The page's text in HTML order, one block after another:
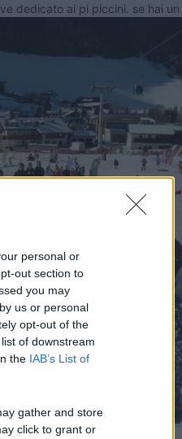
personal or
out section to
you may
us or personal
opt-out of the
of downstream
the IAB’s List of
gather and store
click to grant or
dedicato ai pi piccini. se hai